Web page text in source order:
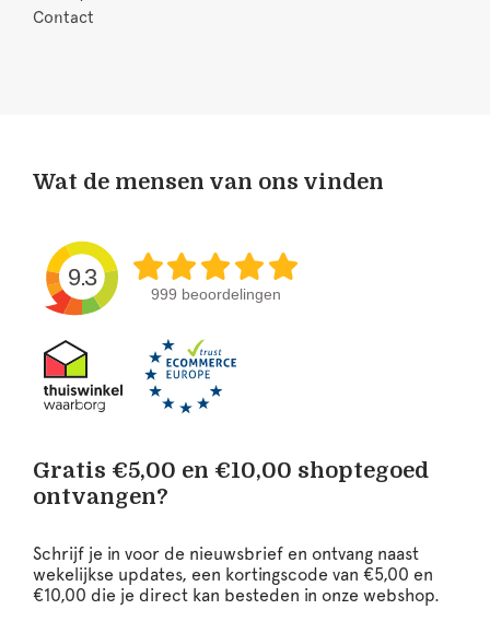
Contact
Wat de mensen van ons vinden
9.3
999 beoordelingen
Gratis €5,00 en €10,00 shoptegoed
ontvangen?
Schrijf je in voor de nieuwsbrief en ontvang naast
wekelijkse updates, een kortingscode van €5,00 en
€10,00 die je direct kan besteden in onze webshop.